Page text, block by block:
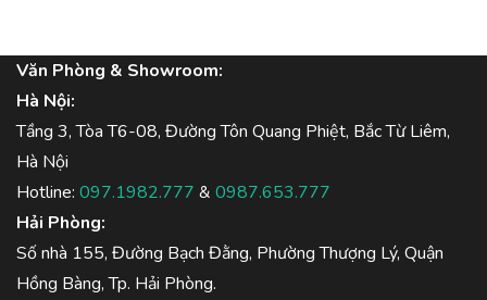
Văn Phòng & Showroom:
Hà Nội:
Tầng 3, Tòa T6-08, Đường Tôn Quang Phiệt, Bắc Từ Liêm,
Hà Nội
Hotline: 097.1982.777 & 0987.653.777
Hải Phòng:
Số nhà 155, Đường Bạch Đằng, Phường Thượng Lý, Quận
Hồng Bàng, Tp. Hải Phòng.